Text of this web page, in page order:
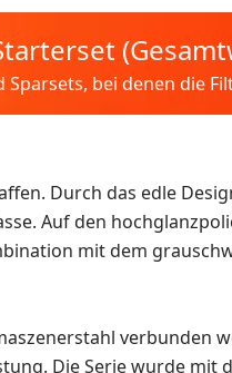
bei denen die
Durch das edle
Auf den
mit dem
verbunden
Die Serie wurde mit